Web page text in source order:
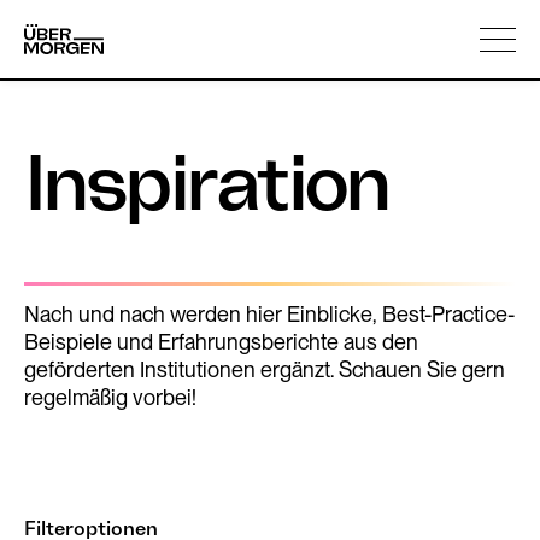
content
Über uns
Inspiration
Nach und nach werden hier Einblicke, Best-Practice-
Beispiele und Erfahrungsberichte aus den
geförderten Institutionen ergänzt. Schauen Sie gern
regelmäßig vorbei!
Filteroptionen